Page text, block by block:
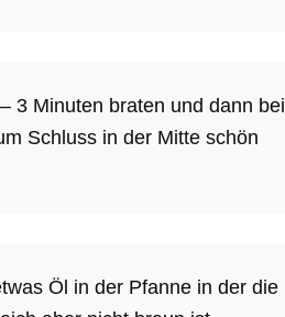
3 Minuten braten und dann bei
Schluss in der Mitte schön
Öl in der Pfanne in der die